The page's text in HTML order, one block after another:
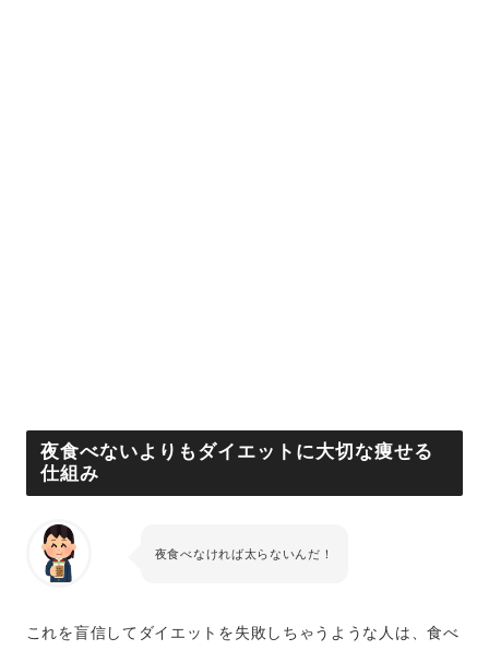
夜食べないよりもダイエットに大切な痩せる
仕組み
夜食べなければ太らないんだ！
これを盲信してダイエットを失敗しちゃうような人は、食べ